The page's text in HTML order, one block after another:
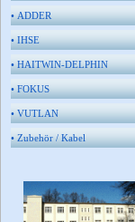
•ADDER
•IHSE
•HAITWIN-DELPHIN
•FOKUS
•VUTLAN
•Zubehör / Kabel